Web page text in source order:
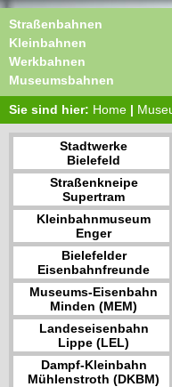
Straßenbahnen
Kleinbahnen
Werkbahnen
Museumsbahnen
Sie sind hier: Home |
Stadtwerke
Bielefeld
Straßenkneipe
Supertram
Kleinbahnmuseum
Enger
Bielefelder
Eisenbahnfreunde
Museums-Eisenbahn
Minden (MEM)
Landeseisenbahn
Lippe (LEL)
Dampf-Kleinbahn
Mühlenstroth (DKBM)